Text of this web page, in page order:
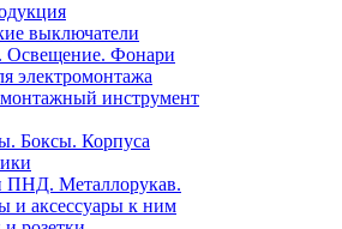
выключатели
Освещение. Фонари
электромонтажа
инструмент
Боксы. Корпуса
Металлорукав.
и аксессуары к ним